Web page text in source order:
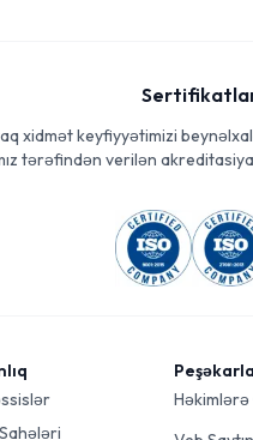
xidmət keyfiyyətimizi
tərəfindən verilən
Həkimlərə